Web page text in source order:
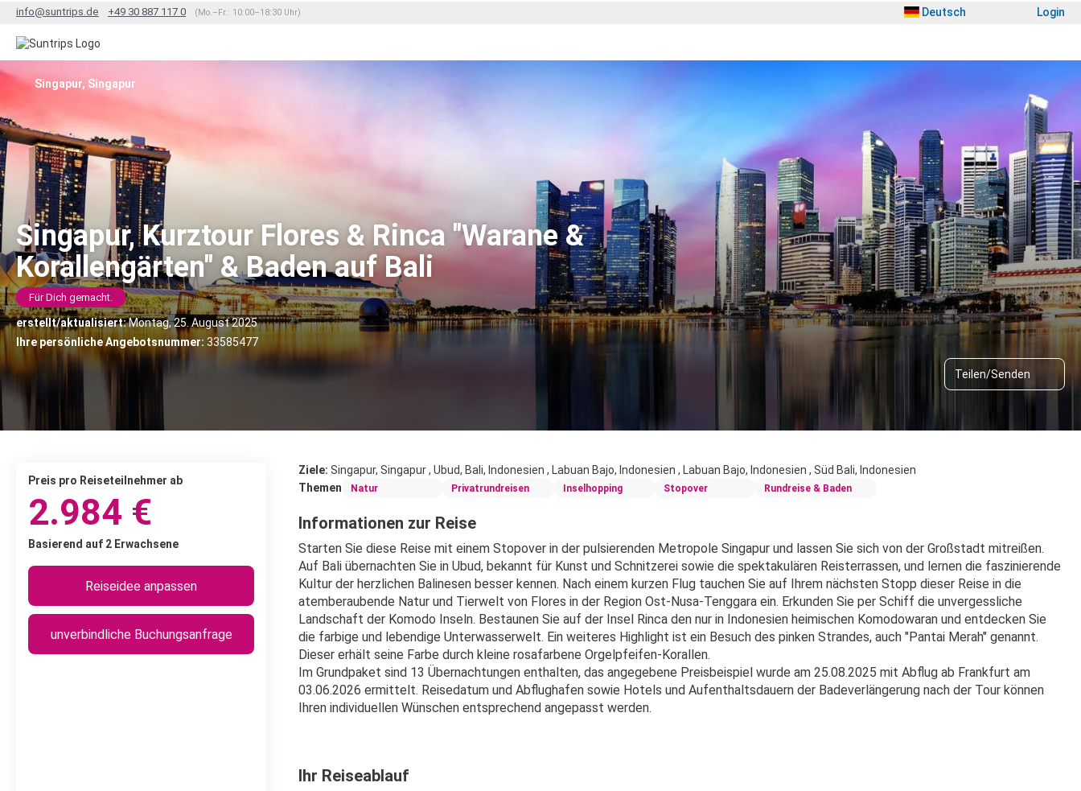
info@suntrips.de +49 30 887 117 0 (Mo.–Fr.: 10:00–18:30 Uhr) Deutsch Login
Singapur, Kurztour Flores & Rinca "Warane &
Korallengärten" & Baden auf Bali
Für Dich gemacht.
erstellt/aktualisiert:Montag, 25. August 2025
Ihre persönliche Angebotsnummer: 33585477
Teilen/Senden
Singapur, Singapur
Ziele: Singapur, Singapur , Ubud, Bali, Indonesien , Labuan Bajo, Indonesien , Labuan Bajo, Indonesien , Süd Bali, Indonesien
Themen
Natur Privatrundreisen Inselhopping Stopover Rundreise & Baden
Informationen zur Reise
Starten Sie diese Reise mit einem Stopover in der pulsierenden Metropole Singapur und lassen Sie sich von der Großstadt mitreißen.
Auf Bali übernachten Sie in Ubud, bekannt für Kunst und Schnitzerei sowie die spektakulären Reisterrassen, und lernen die faszinierende
Kultur der herzlichen Balinesen besser kennen. Nach einem kurzen Flug tauchen Sie auf Ihrem nächsten Stopp dieser Reise in die
atemberaubende Natur und Tierwelt von Flores in der Region Ost-Nusa-Tenggara ein. Erkunden Sie per Schiff die unvergessliche
Landschaft der Komodo Inseln. Bestaunen Sie auf der Insel Rinca den nur in Indonesien heimischen Komodowaran und entdecken Sie
die farbige und lebendige Unterwasserwelt. Ein weiteres Highlight ist ein Besuch des pinken Strandes, auch "Pantai Merah" genannt.
Dieser erhält seine Farbe durch kleine rosafarbene Orgelpfeifen-Korallen.
Im Grundpaket sind 13 Übernachtungen enthalten, das angegebene Preisbeispiel wurde am 25.08.2025 mit Abflug ab Frankfurt am
03.06.2026 ermittelt. Reisedatum und Abflughafen sowie Hotels und Aufenthaltsdauern der Badeverlängerung nach der Tour können
Ihren individuellen Wünschen entsprechend angepasst werden.
Ihr Reiseablauf
Preis pro Reiseteilnehmer ab
2.984 €
Basierend auf 2 Erwachsene
Reiseidee anpassen
unverbindliche Buchungsanfrage